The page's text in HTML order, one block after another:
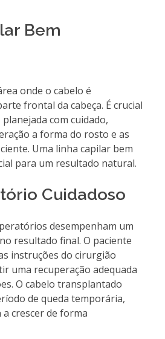
Bem
onde o cabelo é
frontal da cabeça. É crucial
com cuidado,
a forma do rosto e as
Uma linha capilar bem
para um resultado natural.
Cuidadoso
desempenham um
resultado final. O paciente
instruções do cirurgião
uma recuperação adequada
O cabelo transplantado
de queda temporária,
crescer de forma